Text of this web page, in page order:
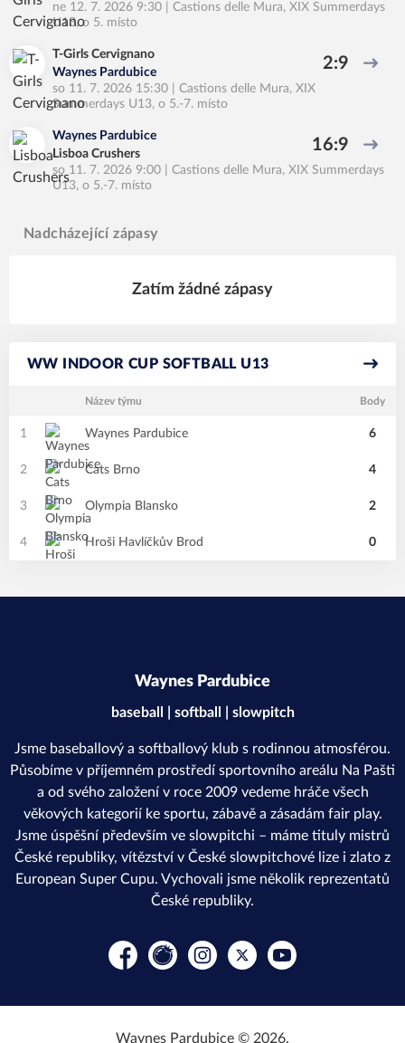
ne 12. 7. 2026 9:30 Castions delle Mura, XIX Summerdays
U13, o 5. místo
T-Girls Cervignano
Waynes Pardubice
2:9
so 11. 7. 2026 15:30 Castions delle Mura, XIX
Summerdays U13, o 5.-7. místo
Waynes Pardubice
Lisboa Crushers
16:9
so 11. 7. 2026 9:00 Castions delle Mura, XIX Summerdays
U13, o 5.-7. místo
Nadcházející zápasy
Zatím žádné zápasy
WW INDOOR CUP SOFTBALL U13
Název týmu Body
1 Waynes Pardubice 6
2 Cats Brno 4
3 Olympia Blansko 2
4 Hroši Havlíčkův Brod 0
Waynes Pardubice
baseball | softball | slowpitch
Jsme baseballový a softballový klub s rodinnou atmosférou.
Působíme v příjemném prostředí sportovního areálu Na Pašti
a od svého založení v roce 2009 vedeme hráče všech
věkových kategorií ke sportu, zábavě a zásadám fair play.
Jsme úspěšní především ve slowpitchi – máme tituly mistrů
České republiky, vítězství v České slowpitchové lize i zlato z
European Super Cupu. Vychovali jsme několik reprezentatů
České republiky.
Facebook
Rajče InstagramPlatform X
YouTube
Waynes Pardubice © 2026.